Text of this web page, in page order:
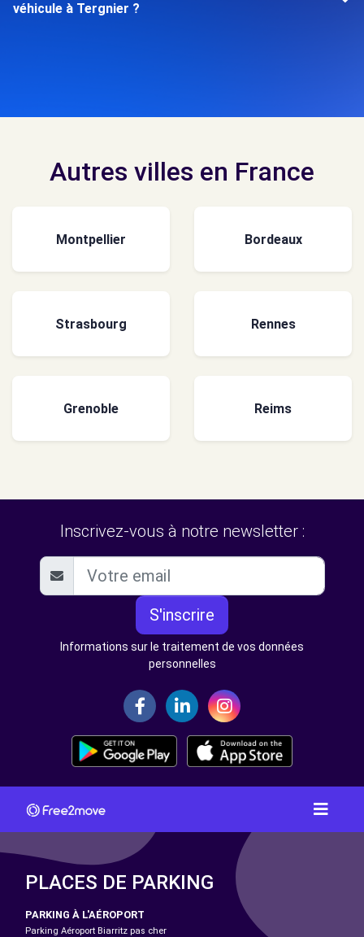
véhicule à Tergnier ?
Autres villes en France
Montpellier Bordeaux
Strasbourg Rennes
Grenoble Reims
Inscrivez-vous à notre newsletter :
S'inscrire
Informations sur le traitement de vos données
personnelles
PLACES DE PARKING
PARKING À L'AÉROPORT
Parking Aéroport Biarritz pas cher